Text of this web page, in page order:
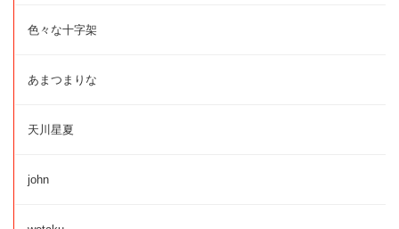
色々な十字架
あまつまりな
天川星夏
john